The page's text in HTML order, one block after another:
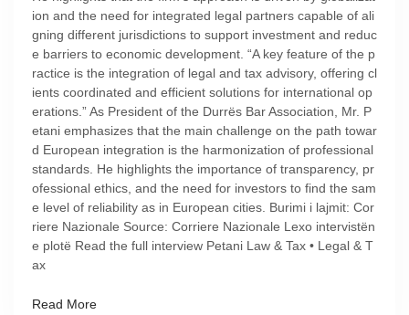
ion and the need for integrated legal partners capable of ali
gning different jurisdictions to support investment and reduc
e barriers to economic development. “A key feature of the p
ractice is the integration of legal and tax advisory, offering cl
ients coordinated and efficient solutions for international op
erations.” As President of the Durrës Bar Association, Mr. P
etani emphasizes that the main challenge on the path towar
d European integration is the harmonization of professional
standards. He highlights the importance of transparency, pr
ofessional ethics, and the need for investors to find the sam
e level of reliability as in European cities. Burimi i lajmit: Cor
riere Nazionale Source: Corriere Nazionale Lexo intervistën
e plotë Read the full interview Petani Law & Tax • Legal & T
ax
Read More